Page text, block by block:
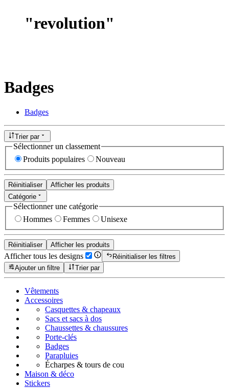
"revolution"
Badges
Badges
Trier par
Sélectionner un classement
Produits populaires
Nouveau
Réinitialiser
Afficher les produits
Catégorie
Sélectionner une catégorie
Hommes
Femmes Unisexe
Réinitialiser Afficher les produits
Afficher tous les designs
Réinitialiser les filtres
Ajouter un filtre
Trier par
Vêtements
Accessoires
Casquettes & chapeaux
Sacs et sacs à dos
Chaussettes & chaussures
Porte-clés
Badges
Parapluies
Écharpes & tours de cou
Maison & déco
Stickers